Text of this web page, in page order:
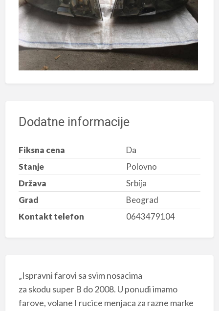
Dodatne informacije
Fiksna cena
Da
Stanje
Polovno
Država
Srbija
Grad
Beograd
Kontakt telefon
0643479104
„Ispravni farovi sa svim nosacima
za skodu super B do 2008. U ponudi imamo
farove, volane I rucice menjaca za razne marke